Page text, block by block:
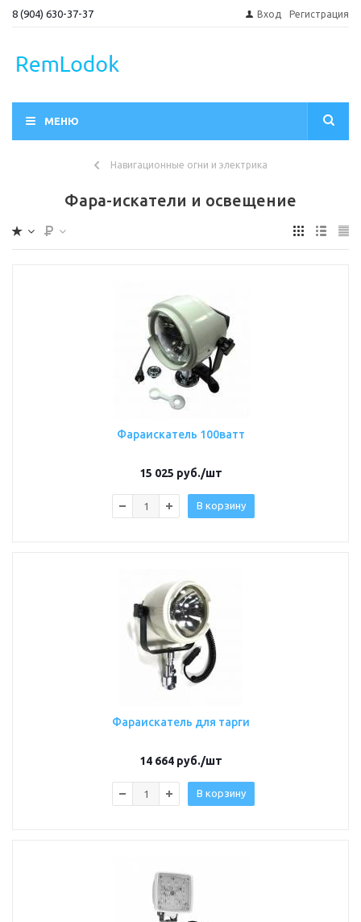
8 (904) 630-37-37 Вход Регистрация
МЕНЮ
Навигационные огни и электрика
Фара-искатели и освещение
Фараискатель 100ватт
15 025 руб./шт
В корзину
Фараискатель для тарги
14 664 руб./шт
В корзину